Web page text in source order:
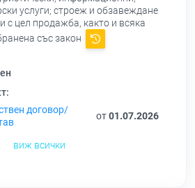
услуги; строеж и обзавеждане
с цел продажба, както и всяка
със закон
договор/
от01.07.2026
виж всички